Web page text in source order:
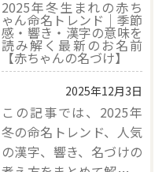
2025年冬生まれの赤ち
ゃん命名トレンド｜季節
感・響き・漢字の意味を
読み解く最新のお名前
【赤ちゃんの名づけ】
2025年12月3日
この記事では、2025年
冬の命名トレンド、人気
の漢字、響き、名づけの